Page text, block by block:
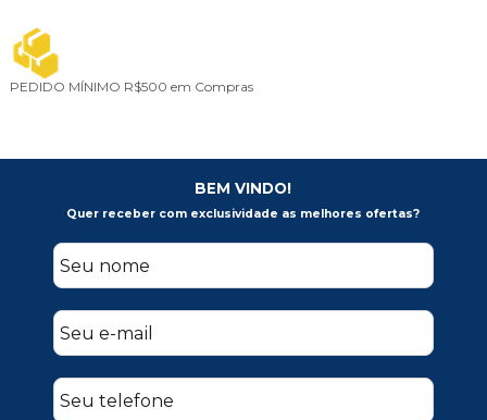
PEDIDO MÍNIMO R$500 em Compras
BEM VINDO!
Quer receber com exclusividade as melhores ofertas?